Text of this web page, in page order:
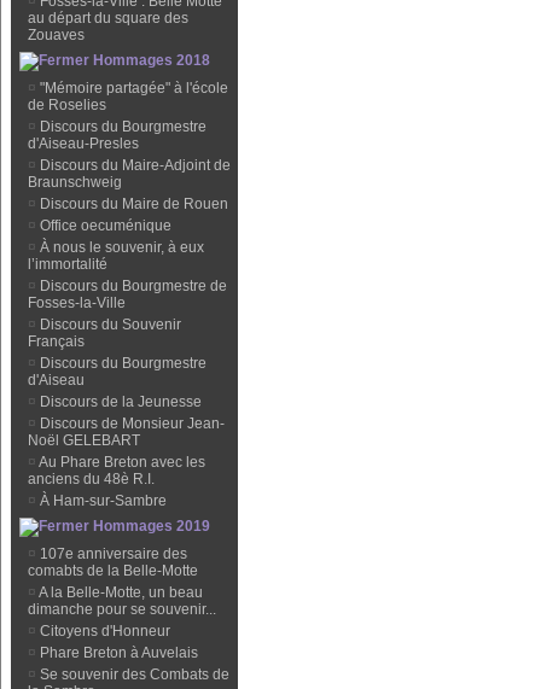
au départ du square des
Zouaves
Hommages 2018
¤ "Mémoire partagée" à l'école
de Roselies
¤ Discours du Bourgmestre
d'Aiseau-Presles
¤ Discours du Maire-Adjoint de
Braunschweig
¤ Discours du Maire de Rouen
¤ Office oecuménique
¤ À nous le souvenir, à eux
l’immortalité
¤ Discours du Bourgmestre de
Fosses-la-Ville
¤ Discours du Souvenir
Français
¤ Discours du Bourgmestre
d'Aiseau
¤ Discours de la Jeunesse
¤ Discours de Monsieur Jean-
Noël GELEBART
¤ Au Phare Breton avec les
anciens du 48è R.I.
¤ À Ham-sur-Sambre
Hommages 2019
¤ 107e anniversaire des
comabts de la Belle-Motte
¤ A la Belle-Motte, un beau
dimanche pour se souvenir...
¤ Citoyens d'Honneur
¤ Phare Breton à Auvelais
¤ Se souvenir des Combats de